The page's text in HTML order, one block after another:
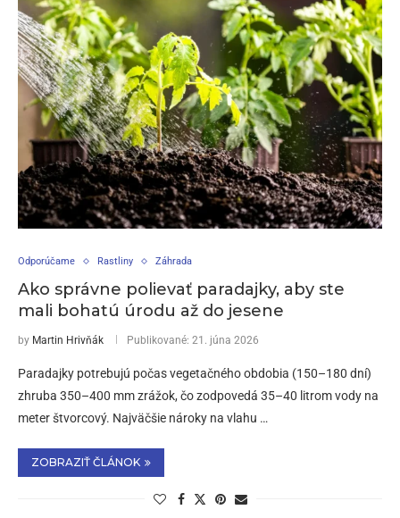
Odporúčame Rastliny Záhrada
Ako správne polievať paradajky, aby ste
mali bohatú úrodu až do jesene
by Martin Hrivňák Publikované: 21. júna 2026
Paradajky potrebujú počas vegetačného obdobia (150–180 dní)
zhruba 350–400 mm zrážok, čo zodpovedá 35–40 litrom vody na
meter štvorcový. Najväčšie nároky na vlahu …
ZOBRAZIŤ ČLÁNOK